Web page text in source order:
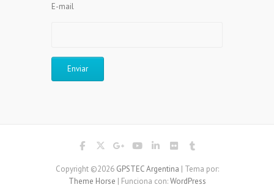
E-mail
Copyright ©2026 GPSTEC Argentina | Tema por:
Theme Horse | Funciona con:WordPress